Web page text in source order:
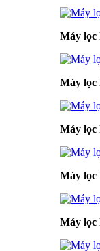
Máy
Máy lọc
Máy lọc
Máy lọc
Máy lọc